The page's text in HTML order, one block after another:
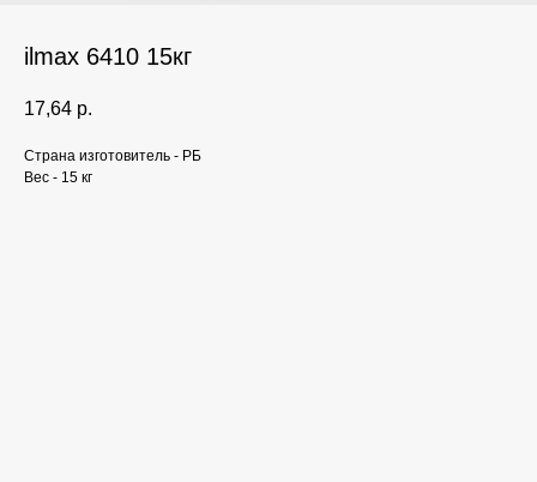
ilmax 6410 15кг
17,64 р.
Страна изготовитель - РБ
Вес - 15 кг